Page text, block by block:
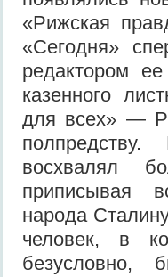
«Рижская
«Сегодня»
редактором
казенного
для всех» —
восхвалял
приписывая
народа
человек, в
безусловно,